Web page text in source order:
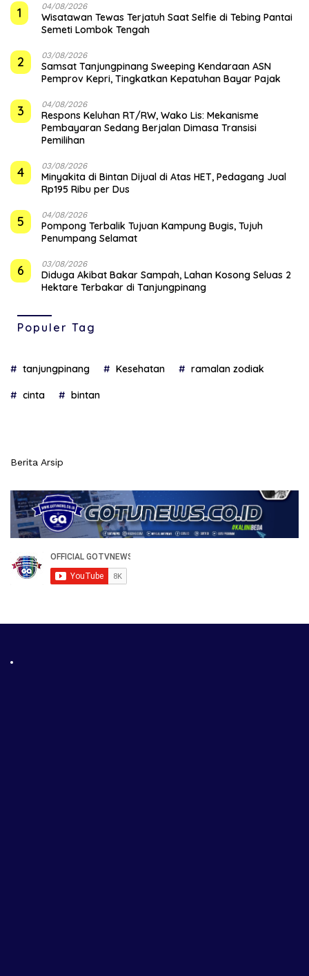
1 04/08/2026
Wisatawan Tewas Terjatuh Saat Selfie di Tebing Pantai
Semeti Lombok Tengah
2 03/08/2026
Samsat Tanjungpinang Sweeping Kendaraan ASN
Pemprov Kepri, Tingkatkan Kepatuhan Bayar Pajak
3 04/08/2026
‎Respons Keluhan RT/RW, Wako Lis: Mekanisme
Pembayaran Sedang Berjalan Dimasa Transisi
Pemilihan
4 03/08/2026
Minyakita di Bintan Dijual di Atas HET, Pedagang Jual
Rp195 Ribu per Dus
5 04/08/2026
Pompong Terbalik Tujuan Kampung Bugis, Tujuh
Penumpang Selamat
6 03/08/2026
Diduga Akibat Bakar Sampah, Lahan Kosong Seluas 2
Hektare Terbakar di Tanjungpinang
Populer Tag
tanjungpinang Kesehatan ramalan zodiak
cinta bintan
Berita Arsip